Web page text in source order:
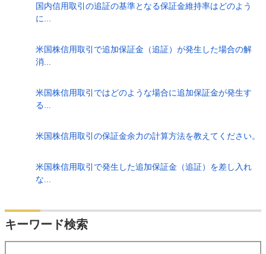
国内信用取引の追証の基準となる保証金維持率はどのよう
に...
米国株信用取引で追加保証金（追証）が発生した場合の解
消...
米国株信用取引ではどのような場合に追加保証金が発生す
る...
米国株信用取引の保証金余力の計算方法を教えてください。
米国株信用取引で発生した追加保証金（追証）を差し入れ
な...
キーワード検索